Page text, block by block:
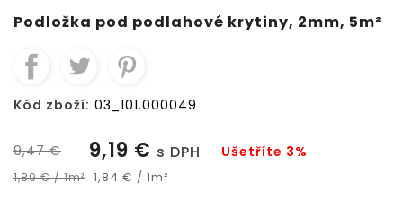
Podložka pod podlahové krytiny, 2mm, 5m²
Kód zboží: 03_101.000049
9,47 €
1,89 € / 1m²
9,19 € s DPH Ušetříte 3%
1,84 € / 1m²